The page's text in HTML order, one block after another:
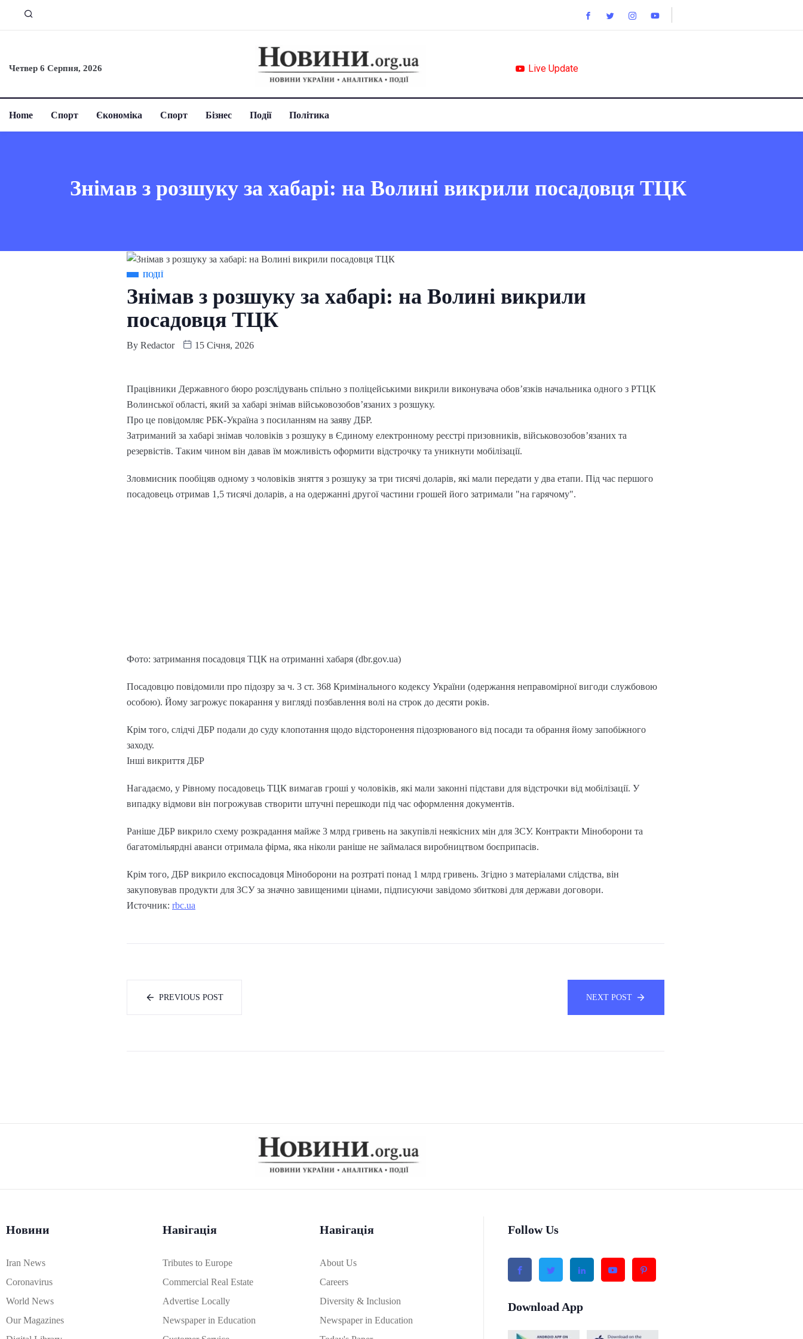
Четвер 6 Серпня, 2026 Live Update
Home Спорт Єкономіка Спорт Бізнес Події Політика
Знімав з розшуку за хабарі: на Волині викрили посадовця ТЦК
ПОДІЇ
Знімав з розшуку за хабарі: на Волині викрили
посадовця ТЦК
By Redactor 15 Січня, 2026
Працівники Державного бюро розслідувань спільно з поліцейськими викрили виконувача обов’язків начальника одного з РТЦК
Волинської області, який за хабарі знімав військовозобов’язаних з розшуку.
Про це повідомляє РБК-Україна з посиланням на заяву ДБР.
Затриманий за хабарі знімав чоловіків з розшуку в Єдиному електронному реєстрі призовників, військовозобов’язаних та
резервістів. Таким чином він давав їм можливість оформити відстрочку та уникнути мобілізації.
Зловмисник пообіцяв одному з чоловіків зняття з розшуку за три тисячі доларів, які мали передати у два етапи. Під час першого
посадовець отримав 1,5 тисячі доларів, а на одержанні другої частини грошей його затримали "на гарячому".
Фото: затримання посадовця ТЦК на отриманні хабаря (dbr.gov.ua)
Посадовцю повідомили про підозру за ч. 3 ст. 368 Кримінального кодексу України (одержання неправомірної вигоди службовою
особою). Йому загрожує покарання у вигляді позбавлення волі на строк до десяти років.
Крім того, слідчі ДБР подали до суду клопотання щодо відсторонення підозрюваного від посади та обрання йому запобіжного
заходу.
Інші викриття ДБР
Нагадаємо, у Рівному посадовець ТЦК вимагав гроші у чоловіків, які мали законні підстави для відстрочки від мобілізації. У
випадку відмови він погрожував створити штучні перешкоди під час оформлення документів.
Раніше ДБР викрило схему розкрадання майже 3 млрд гривень на закупівлі неякісних мін для ЗСУ. Контракти Міноборони та
багатомільярдні аванси отримала фірма, яка ніколи раніше не займалася виробництвом боєприпасів.
Крім того, ДБР викрило експосадовця Міноборони на розтраті понад 1 млрд гривень. Згідно з матеріалами слідства, він
закуповував продукти для ЗСУ за значно завищеними цінами, підписуючи завідомо збиткові для держави договори.
Источник: rbc.ua
PREVIOUS POST NEXT POST
Новини
Iran News
Coronavirus
World News
Our Magazines
Навігація
Tributes to Europe
Commercial Real Estate
Advertise Locally
Newspaper in Education
Навігація
About Us
Careers
Diversity & Inclusion
Newspaper in Education
Follow Us
Download App